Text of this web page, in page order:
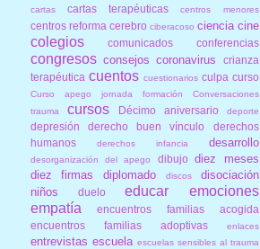
cartas cartas terapéuticas centros menores
centros reforma cerebro ciberacoso ciencia cine
colegios comunicados conferencias
congresos consejos coronavirus
crianza
terapéutica cuentos cuestionarios culpa curso
Curso apego jornada formación Conversaciones
trauma
cursos Décimo aniversario deporte
depresión derecho buen vínculo
derechos
humanos
derechos infancia desarrollo
desorganización del apego dibujo diez meses
diez firmas
diplomado discos
disociación
niños
duelo educar
emociones
empatía
encuentros familias acogida
encuentros familias adoptivas
enlaces
entrevistas escuela escuelas sensibles al trauma